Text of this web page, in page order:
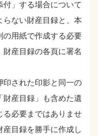
」する場合について
らない財産目録と、本
の用紙で作成する必要
産目録の各頁に署名
された印影と同一の
財産目録」も含めた遺
る必要まではありませ
産目録を勝手に作成し